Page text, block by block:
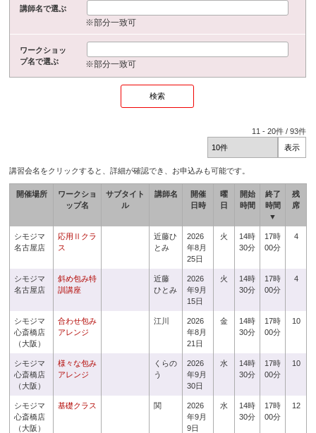
講師名で選ぶ
※部分一致可
ワークショッ
プ名で選ぶ
※部分一致可
11 -20件 /93件
講習会名をクリックすると、詳細が確認でき、お申込みも可能です。
開催場所
ワークショ
ップ名
サブタイト
ル
講師名
開催
日時
曜
日
開始
時間
終了
時間
▼
残
席
シモジマ
名古屋店
応用Ⅱクラ
ス
近藤ひ
とみ
2026
年8月
25日
火
14時
30分
17時
00分
4
シモジマ
名古屋店
斜め包み特
訓講座
近藤
ひとみ
2026
年9月
15日
火
14時
30分
17時
00分
4
シモジマ
心斎橋店
（大阪）
合わせ包み
アレンジ
江川
2026
年8月
21日
金
14時
30分
17時
00分
10
シモジマ
心斎橋店
（大阪）
様々な包み
アレンジ
くらの
う
2026
年9月
30日
水
14時
30分
17時
00分
10
シモジマ
心斎橋店
（大阪）
基礎クラス 関
2026
年9月
9日
水
14時
30分
17時
00分
12